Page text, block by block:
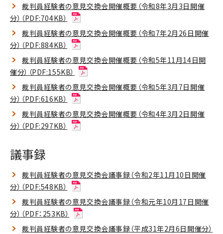
裁判員経験者の意見交換会開催概要（令和8年3月3日開催
分）（PDF:704KB）
裁判員経験者の意見交換会開催概要（令和7年2月26日開催
分）（PDF:884KB）
裁判員経験者の意見交換会開催概要（令和5年11月14日開
催分）（PDF:155KB）
裁判員経験者の意見交換会開催概要（令和5年3月7日開催
分）（PDF:616KB）
裁判員経験者の意見交換会開催概要（令和4年3月2日開催
分）（PDF:297KB）
議事録
裁判員経験者の意見交換会議事録（令和2年11月10日開催
分）（PDF:548KB）
裁判員経験者の意見交換会議事録（令和元年10月17日開催
分）（PDF：253KB）
裁判員経験者の意見交換会議事録（平成31年2月6日開催分）